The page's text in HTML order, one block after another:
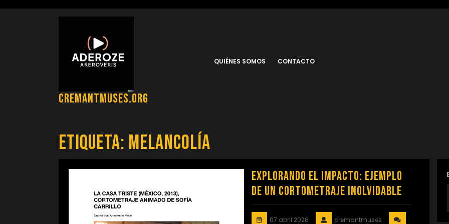
cremantmuses.org
QUIÉNES SOMOS CONTACTO
Etiqueta: melancolía
Explorando el Impacto: Ejemplo
de un Cortometraje Inolvidable
07 abril 2026
cremantmuses